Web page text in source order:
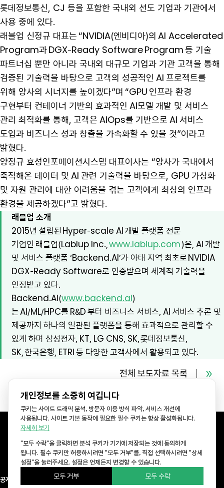
롯데정보통신, CJ 등을 포함한 국내외 선도 기업과 기관에서
사용 중에 있다.
래블업 신정규 대표는 “NVIDIA(엔비디아)의 AI Accelerated
Program과 DGX-Ready Software Program 등 기술
파트너십 뿐만 아니라 국내외 대규모 기업과 기관 고객을 통해
검증된 기술력을 바탕으로 고객의 성공적인 AI 프로젝트를
위해 양사의 시너지를 높이겠다”며 “GPU 인프라 환경
구현부터 컨테이너 기반의 효과적인 AI모델 개발 및 서비스
관리 최적화를 통해, 고객은 AIOps를 기반으로 AI 서비스
도입과 비즈니스 성과 창출을 가속화할 수 있을 것”이라고
밝혔다.
양정규 효성인포메이션시스템 대표이사는 “양사가 국내에서
축적해온 데이터 및 AI 관련 기술력을 바탕으로, GPU 가상화
및 자원 관리에 대한 어려움을 겪는 고객에게 최상의 인프라
환경을 제공하겠다”고 밝혔다.
래블업 소개
2015년 설립된 Hyper-scale AI 개발 플랫폼 전문
기업인 래블업(Lablup Inc.,www.lablup.com)은, AI 개발
및 서비스 플랫폼 ‘Backend.AI’가 아태 지역 최초로 NVIDIA
DGX-Ready Software로 인증받으며 세계적 기술력을
인정받고 있다.
Backend.AI(www.backend.ai)
는 AI/ML/HPC를 R&D 부터 비즈니스 서비스, AI 서비스 추론 및
제공까지 하나의 일관된 플랫폼을 통해 효과적으로 관리할 수
있게 하며 삼성전자, KT, LG CNS, SK, 롯데정보통신,
SK, 한국은행, ETRI 등 다양한 고객사에서 활용되고 있다.
전체 보도자료 목록
KR Office: 서울특별시 강남구 선릉로 577 CR타워 8층 (06143)
US Office: 3003 N First st, Suite 221, San Jose, CA 95134
공지사항 래블업 컨퍼런스개인정보취급방침 Newsletter
개인정보를 소중히 여깁니다
쿠키는 사이트 트래픽 분석, 방문자 이용 방식 파악, 서비스 개선에
사용됩니다. 사이트 기본 동작에 필요한 필수 쿠키는 항상 활성화됩니다.
자세히 보기
"모두 수락"을 클릭하면 분석 쿠키가 기기에 저장되는 것에 동의하게
됩니다. 필수 쿠키만 허용하시려면 "모두 거부"를, 직접 선택하시려면 "상세
설정"을 눌러주세요. 설정은 언제든지 변경할 수 있습니다.
모두 거부 모두 수락